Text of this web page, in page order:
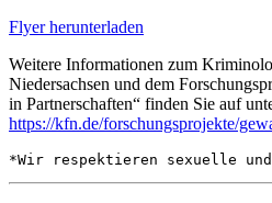
Flyer herunterladen
Weitere Informationen zum
Niedersachsen und dem
in Partnerschaften“ finden Sie auf
https://kfn.de/forschungsprojekte/
*Wir respektieren sexuelle